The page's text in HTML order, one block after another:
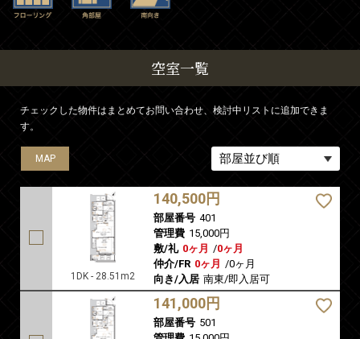
空室一覧
チェックした物件はまとめてお問い合わせ、検討中リストに追加できま
す。
MAP
1DK - 28.51m2
140,500円
部屋番号 401
管理費 15,000円
敷/礼 0ヶ月 /0ヶ月
仲介/FR 0ヶ月 /0ヶ月
向き/入居 南東/即入居可
MAP
141,000円
部屋番号 501
MAP
MAP
MAP